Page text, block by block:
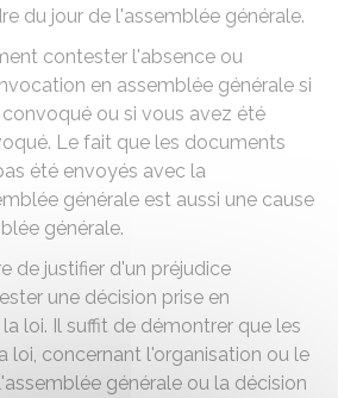
du jour de l'assemblée générale.
contester l'absence ou
en assemblée générale si
ou si vous avez été
Le fait que les documents
été envoyés avec la
générale est aussi une cause
générale.
de justifier d'un préjudice
une décision prise en
loi. Il suffit de démontrer que les
loi, concernant l'organisation ou le
générale ou la décision